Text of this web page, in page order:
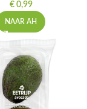
€0,99
NAAR AH